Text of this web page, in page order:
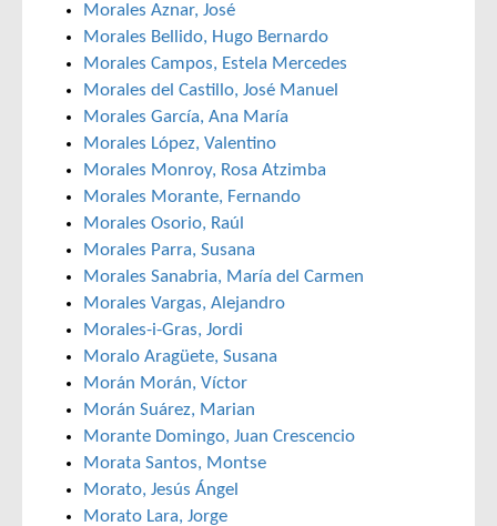
Morales Aznar, José
Morales Bellido, Hugo Bernardo
Morales Campos, Estela Mercedes
Morales del Castillo, José Manuel
Morales García, Ana María
Morales López, Valentino
Morales Monroy, Rosa Atzimba
Morales Morante, Fernando
Morales Osorio, Raúl
Morales Parra, Susana
Morales Sanabria, María del Carmen
Morales Vargas, Alejandro
Morales-i-Gras, Jordi
Moralo Aragüete, Susana
Morán Morán, Víctor
Morán Suárez, Marian
Morante Domingo, Juan Crescencio
Morata Santos, Montse
Morato, Jesús Ángel
Morato Lara, Jorge